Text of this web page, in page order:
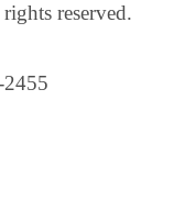
reserved.
2455